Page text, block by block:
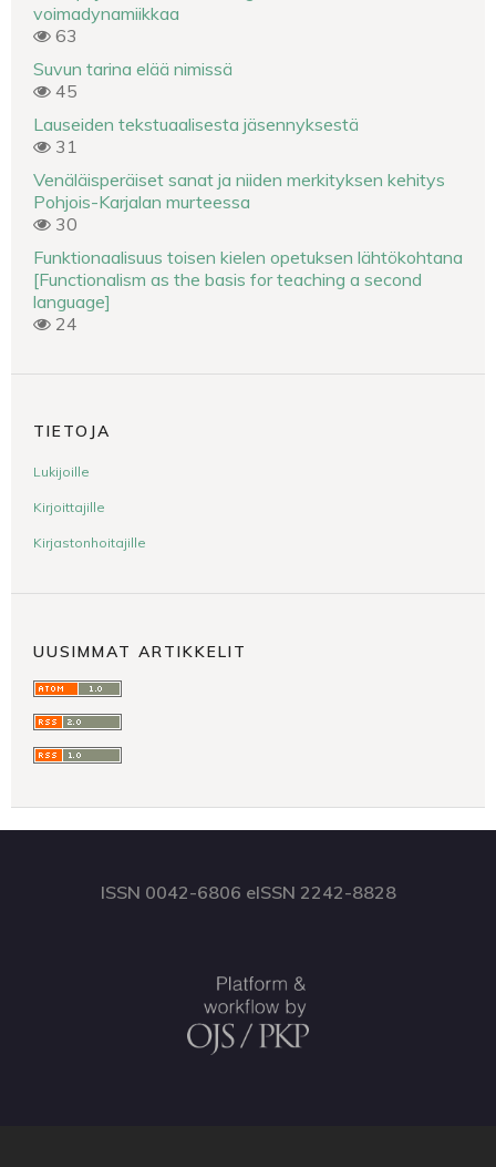
voimadynamiikkaa
63
Suvun tarina elää nimissä
45
Lauseiden tekstuaalisesta jäsennyksestä
31
Venäläisperäiset sanat ja niiden merkityksen kehitys
Pohjois-Karjalan murteessa
30
Funktionaalisuus toisen kielen opetuksen lähtökohtana
[Functionalism as the basis for teaching a second
language]
24
TIETOJA
Lukijoille
Kirjoittajille
Kirjastonhoitajille
UUSIMMAT ARTIKKELIT
ISSN 0042-6806 eISSN 2242-8828